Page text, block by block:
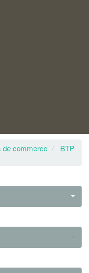
de commerce
BTP